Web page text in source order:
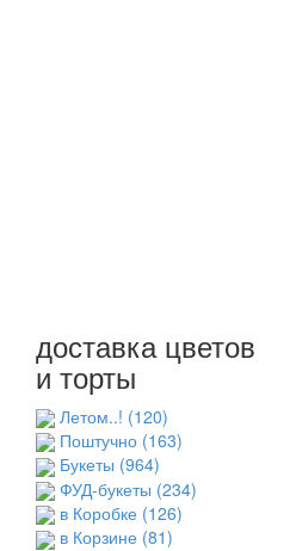
доставка цветов
и торты
Летом..! (120)
Поштучно (163)
Букеты (964)
ФУД-букеты (234)
в Коробке (126)
в Корзине (81)